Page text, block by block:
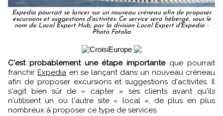
Expedia pourrait se lancer sur un nouveau créneau afin de proposer
excursions et suggestions d'activités. Ce service sera hébergé, sous le
nom de Local Expert Hub, par la division Local Expert d'Expedia -
Photo Fotolia
C'est probablement une étape importante que pourrait
franchirExpedia en se lançant dans un nouveau créneau
afin de proposer excursions et suggestions d'activités. Il
s'agit bien sûr de « capter » ses clients avant qu'ils
n'utilisent un ou l'autre site « local », de plus en plus
nombreux à proposer ce type de services.